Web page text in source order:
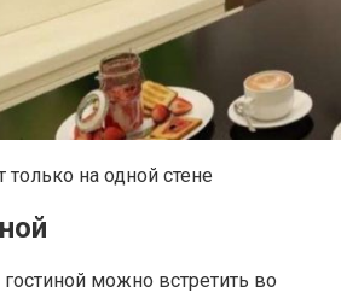
на одной стене
можно встретить во